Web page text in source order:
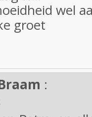
wel
groet
: